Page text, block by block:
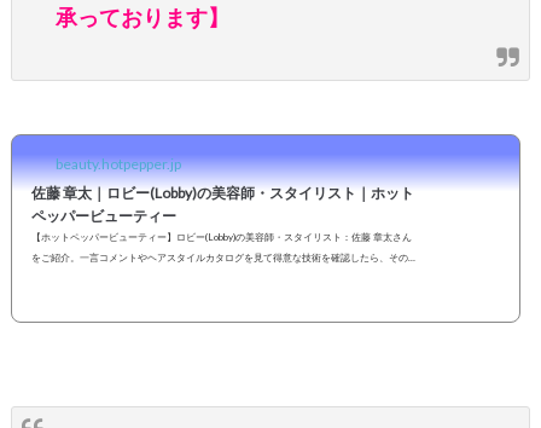
承っております】
beauty.hotpepper.jp
佐藤 章太｜ロビー(Lobby)の美容師・スタイリスト｜ホット
ペッパービューティー
【ホットペッパービューティー】ロビー(Lobby)の美容師・スタイリスト：佐藤 章太さん
をご紹介。一言コメントやヘアスタイルカタログを見て得意な技術を確認したら、その